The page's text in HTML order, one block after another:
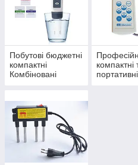
Побутові бюджетні
компактні
Комбіновані
невибагливих
вимірювань
компактні
портативні